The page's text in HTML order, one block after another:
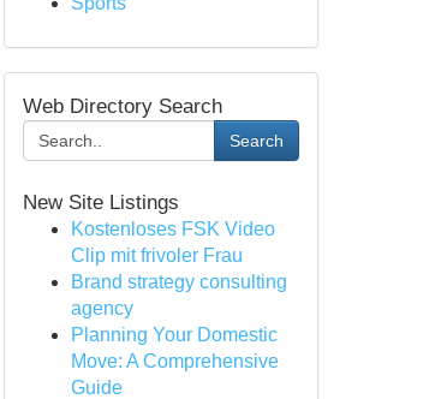
Web Directory Search
Search
New Site Listings
Kostenloses FSK Video
Clip mit frivoler Frau
Brand strategy consulting
agency
Planning Your Domestic
Move: A Comprehensive
Guide